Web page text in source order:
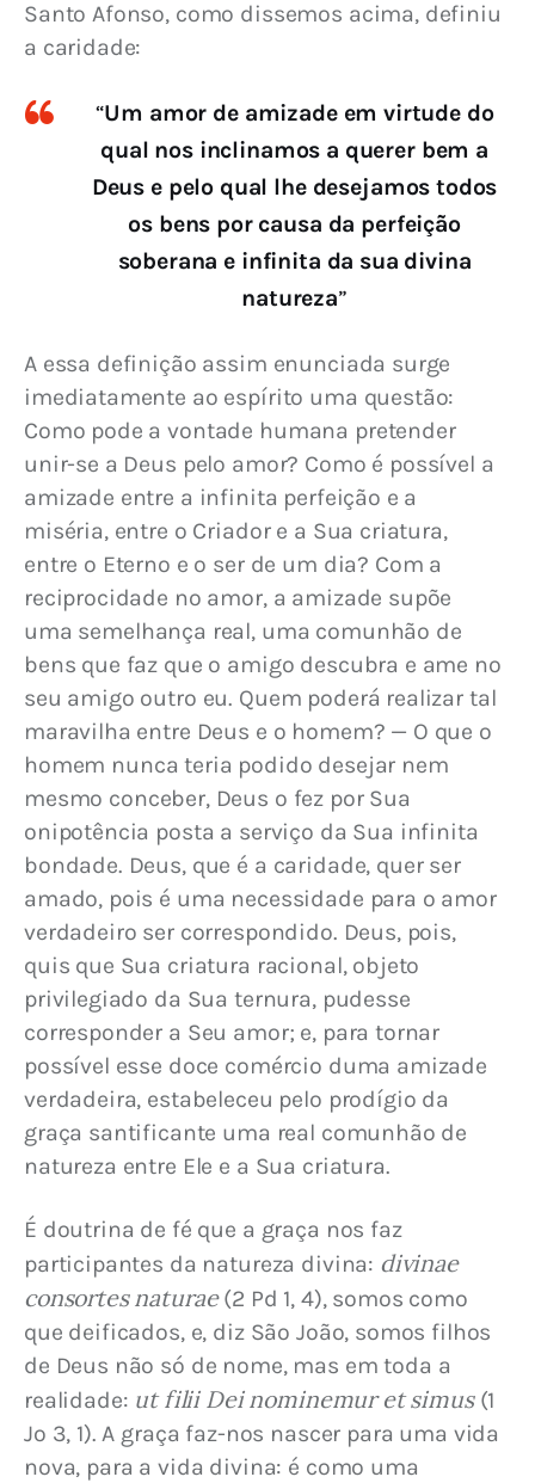
Santo Afonso, como dissemos acima, definiu
a caridade:
“Um amor de amizade em virtude do
qual nos inclinamos a querer bem a
Deus e pelo qual lhe desejamos todos
os bens por causa da perfeição
soberana e infinita da sua divina
natureza”
A essa definição assim enunciada surge
imediatamente ao espírito uma questão:
Como pode a vontade humana pretender
unir-se a Deus pelo amor? Como é possível a
amizade entre a infinita perfeição e a
miséria, entre o Criador e a Sua criatura,
entre o Eterno e o ser de um dia? Com a
reciprocidade no amor, a amizade supõe
uma semelhança real, uma comunhão de
bens que faz que o amigo descubra e ame no
seu amigo outro eu. Quem poderá realizar tal
maravilha entre Deus e o homem? — O que o
homem nunca teria podido desejar nem
mesmo conceber, Deus o fez por Sua
onipotência posta a serviço da Sua infinita
bondade. Deus, que é a caridade, quer ser
amado, pois é uma necessidade para o amor
verdadeiro ser correspondido. Deus, pois,
quis que Sua criatura racional, objeto
privilegiado da Sua ternura, pudesse
corresponder a Seu amor; e, para tornar
possível esse doce comércio duma amizade
verdadeira, estabeleceu pelo prodígio da
graça santificante uma real comunhão de
natureza entre Ele e a Sua criatura.
É doutrina de fé que a graça nos faz
participantes da natureza divina: divinae
consortes naturae (2 Pd 1, 4), somos como
que deificados, e, diz São João, somos filhos
de Deus não só de nome, mas em toda a
realidade: ut filii Dei nominemur et simus (1
Jo 3, 1). A graça faz-nos nascer para uma vida
nova, para a vida divina: é como uma